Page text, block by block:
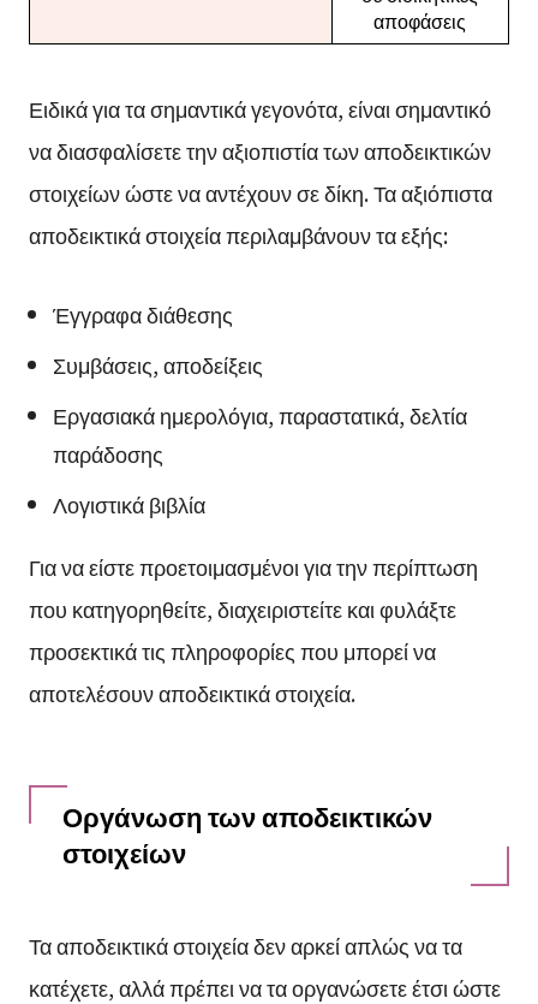
αποφάσεις
Ειδικά για τα σημαντικά γεγονότα, είναι σημαντικό
να διασφαλίσετε την αξιοπιστία των αποδεικτικών
στοιχείων ώστε να αντέχουν σε δίκη. Τα αξιόπιστα
αποδεικτικά στοιχεία περιλαμβάνουν τα εξής:
Έγγραφα διάθεσης
Συμβάσεις, αποδείξεις
Εργασιακά ημερολόγια, παραστατικά, δελτία
παράδοσης
Λογιστικά βιβλία
Για να είστε προετοιμασμένοι για την περίπτωση
που κατηγορηθείτε, διαχειριστείτε και φυλάξτε
προσεκτικά τις πληροφορίες που μπορεί να
αποτελέσουν αποδεικτικά στοιχεία.
Οργάνωση των αποδεικτικών
στοιχείων
Τα αποδεικτικά στοιχεία δεν αρκεί απλώς να τα
κατέχετε, αλλά πρέπει να τα οργανώσετε έτσι ώστε